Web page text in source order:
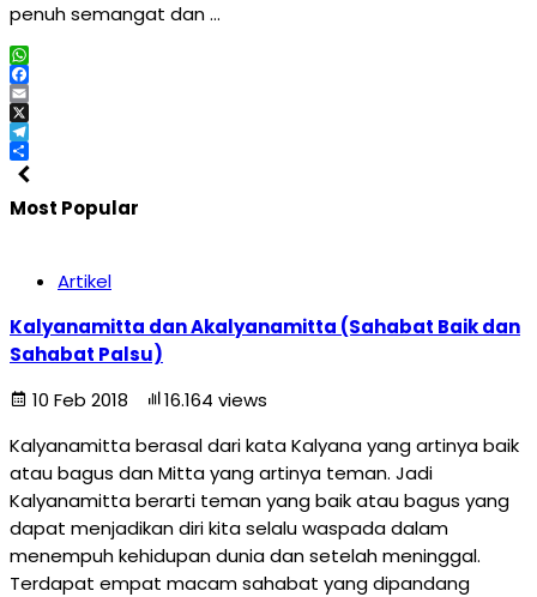
penuh semangat dan …
WhatsApp
Facebook
Email
X
Telegram
Share
Most Popular
Artikel
Kalyanamitta dan Akalyanamitta (Sahabat Baik dan
Sahabat Palsu)
10 Feb 2018
16.164 views
Kalyanamitta berasal dari kata Kalyana yang artinya baik
atau bagus dan Mitta yang artinya teman. Jadi
Kalyanamitta berarti teman yang baik atau bagus yang
dapat menjadikan diri kita selalu waspada dalam
menempuh kehidupan dunia dan setelah meninggal.
Terdapat empat macam sahabat yang dipandang